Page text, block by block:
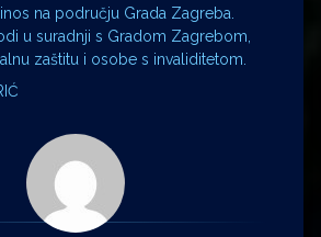
na području Grada Zagreba.
u suradnji s Gradom Zagrebom,
zaštitu i osobe s invaliditetom.